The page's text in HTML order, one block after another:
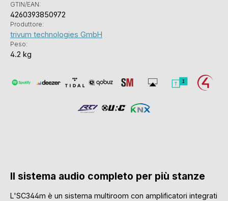
GTIN/EAN:
4260393850972
Produttore:
trivum technologies GmbH
Peso:
4.2 kg
Il sistema audio completo per più stanze
L'SC344m è un sistema multiroom con amplificatori integrati